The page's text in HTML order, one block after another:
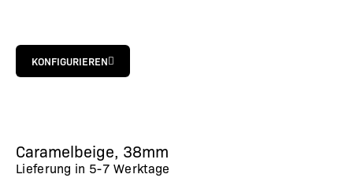
KONFIGURIEREN
Caramelbeige, 38mm
Lieferung in 5-7 Werktage